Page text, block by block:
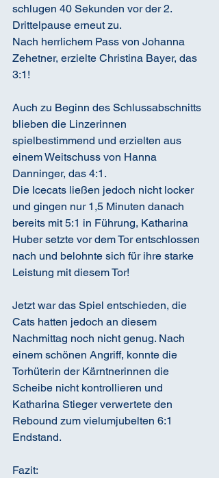
schlugen 40 Sekunden vor der 2.
Drittelpause erneut zu.
Nach herrlichem Pass von Johanna
Zehetner, erzielte Christina Bayer, das
3:1!
Auch zu Beginn des Schlussabschnitts
blieben die Linzerinnen
spielbestimmend und erzielten aus
einem Weitschuss von Hanna
Danninger, das 4:1.
Die Icecats ließen jedoch nicht locker
und gingen nur 1,5 Minuten danach
bereits mit 5:1 in Führung, Katharina
Huber setzte vor dem Tor entschlossen
nach und belohnte sich für ihre starke
Leistung mit diesem Tor!
Jetzt war das Spiel entschieden, die
Cats hatten jedoch an diesem
Nachmittag noch nicht genug. Nach
einem schönen Angriff, konnte die
Torhüterin der Kärntnerinnen die
Scheibe nicht kontrollieren und
Katharina Stieger verwertete den
Rebound zum vielumjubelten 6:1
Endstand.
Fazit: